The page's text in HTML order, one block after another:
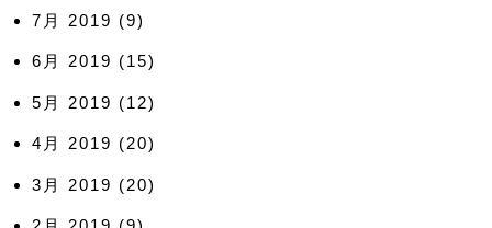
7月 2019 (9)
6月 2019 (15)
5月 2019 (12)
4月 2019 (20)
3月 2019 (20)